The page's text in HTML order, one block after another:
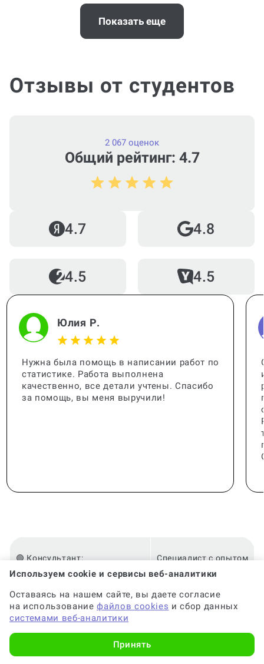
Когда и как нужно оплачивать
Показать еще
Отзывы от студентов
Общий рейтинг: 4.7
2 067 оценок
4.7 4.8
4.5 4.5
Юлия Р.
Нужна была помощь в написании работ по
статистике. Работа выполнена
качественно, все детали учтены. Спасибо
за помощь, вы меня выручили!
🟢 Консультант: Специалист с опытом
🟢 Гарантия на консультацию: До 6 месяцев
Используем cookie и сервисы веб-аналитики
Оставаясь на нашем сайте, вы даете согласие
на использованиефайлов cookies и сбор данных
системами веб-аналитики
Принять